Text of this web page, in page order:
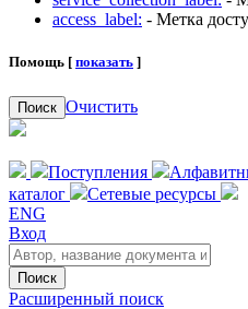
access_label: - Метка
Помощь [ показать ]
Поиск Очистить
Поступления
каталог
Сетевые ресурсы
ENG
Вход
Поиск
Расширенный поиск